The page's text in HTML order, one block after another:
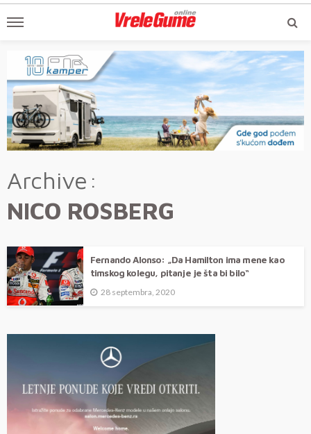
Archive
NICO ROSBERG
Fernando Alonso: „Da Hamilton ima mene kao
timskog kolegu, pitanje je šta bi bilo“
28 septembra, 2020